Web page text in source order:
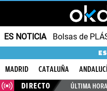
ES NOTICIA Bolsas de
MADRID CATALUÑA
DIRECTO
ÚLTIMA